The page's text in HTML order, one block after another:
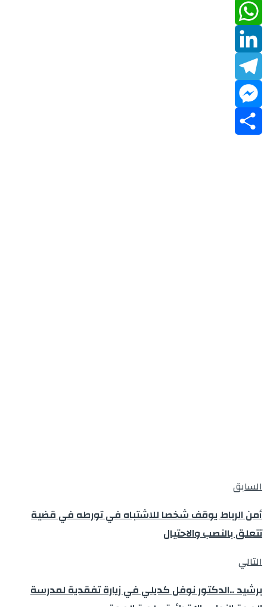
Email
WhatsApp
LinkedIn
Telegram
Messenger
السابق
أمن الرباط يوقف شخصا للاشتباه في تورطه في قضية
تتعلق بالنصب والاحتيال
التالي
برشيد ..الدكتور نوفل كديلي في زيارة تفقدية لمدرسة